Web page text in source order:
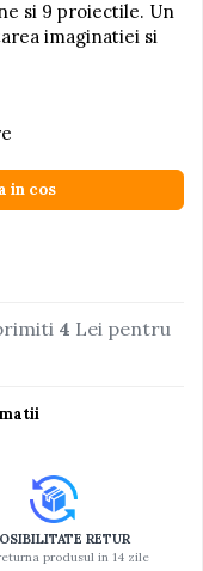
si 9 proiectile. Un
imaginatiei si
in cos
4 Lei pentru
RETUR
produsul in 14 zile